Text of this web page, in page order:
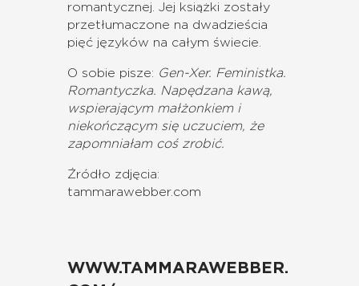
romantycznej. Jej książki zostały
przetłumaczone na dwadzieścia
pięć języków na całym świecie.
O sobie pisze: Gen-Xer. Feministka.
Romantyczka. Napędzana kawą,
wspierającym małżonkiem i
niekończącym się uczuciem, że
zapomniałam coś zrobić.
Źródło zdjęcia:
tammarawebber.com
WWW.TAMMARAWEBBER.